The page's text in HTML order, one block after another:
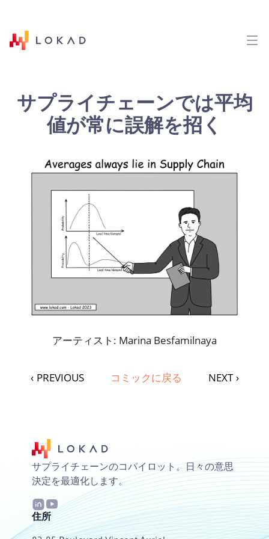
サプライチェーンでは平均
値が常に誤解を招く
アーティスト: Marina Besfamilnaya
‹ PREVIOUS コミックに戻る NEXT ›
サプライチェーンのコパイロット。日々の意思
決定を最適化します。
住所